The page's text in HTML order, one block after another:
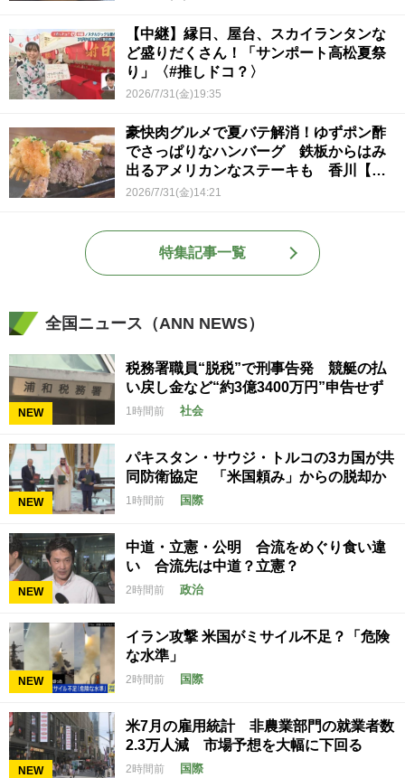
【中継】縁日、屋台、スカイランタンな
ど盛りだくさん！「サンポート高松夏祭
り」〈#推しドコ？〉
2026/7/31(金)19:35
豪快肉グルメで夏バテ解消！ゆずポン酢
でさっぱりなハンバーグ 鉄板からはみ
出るアメリカンなステーキも 香川【ほ
っとマルシェ】
2026/7/31(金)14:21
特集記事一覧
全国ニュース（ANN NEWS）
NEW
税務署職員“脱税”で刑事告発 競艇の払
い戻し金など“約3億3400万円”申告せず
1時間前 社会
NEW
パキスタン・サウジ・トルコの3カ国が共
同防衛協定 「米国頼み」からの脱却か
1時間前 国際
NEW
中道・立憲・公明 合流をめぐり食い違
い 合流先は中道？立憲？
2時間前 政治
NEW
イラン攻撃 米国がミサイル不足？「危険
な水準」
2時間前 国際
NEW
米7月の雇用統計 非農業部門の就業者数
2.3万人減 市場予想を大幅に下回る
2時間前 国際